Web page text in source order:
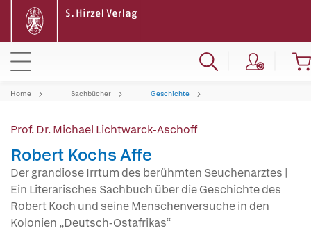
Home Sachbücher Geschichte
Prof. Dr. Michael Lichtwarck-Aschoff
Robert Kochs Affe
Der grandiose Irrtum des berühmten Seuchenarztes |
Ein Literarisches Sachbuch über die Geschichte des
Robert Koch und seine Menschenversuche in den
Kolonien „Deutsch-Ostafrikas“